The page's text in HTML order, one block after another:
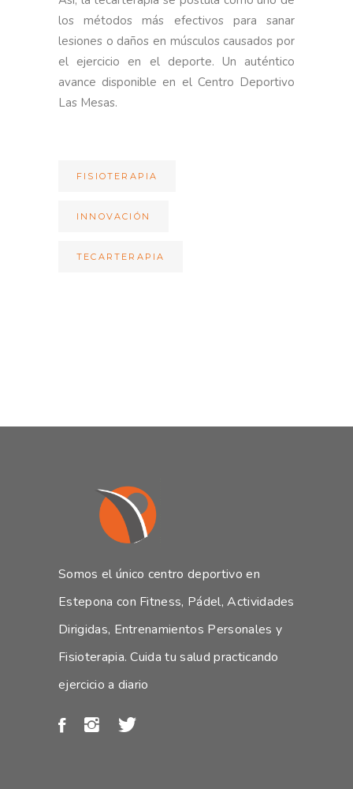
los métodos más efectivos para sanar
lesiones o daños en músculos causados por
el ejercicio en el deporte. Un auténtico
avance disponible en el Centro Deportivo
Las Mesas.
FISIOTERAPIA
INNOVACIÓN
TECARTERAPIA
Somos el único centro deportivo en
Estepona con Fitness, Pádel, Actividades
Dirigidas, Entrenamientos Personales y
Fisioterapia. Cuida tu salud practicando
ejercicio a diario